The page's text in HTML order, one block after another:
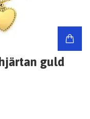
guld